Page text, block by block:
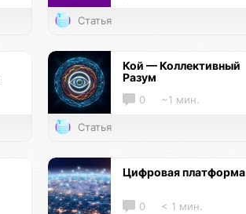
Статья
Кой — Коллективный
Разум
0 ~1 мин.
Статья
Цифровая платформа
0 < 1 мин.